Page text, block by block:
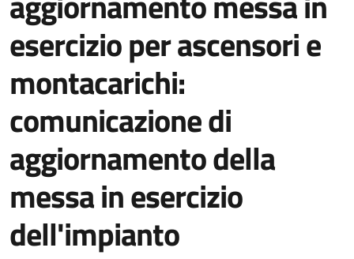
esercizio per ascensori e
montacarichi:
comunicazione di
aggiornamento della
messa in esercizio
dell'impianto